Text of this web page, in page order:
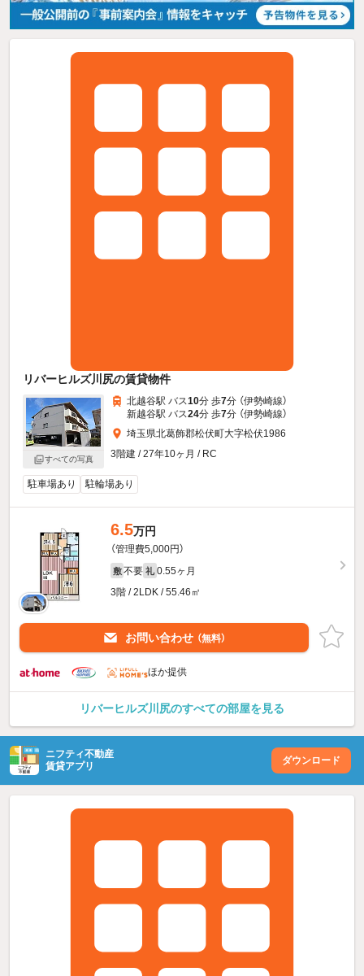
リバーヒルズ川尻の賃貸物件
すべての写真
北越谷駅 バス10分 歩7分 （伊勢崎線）
新越谷駅 バス24分 歩7分 （伊勢崎線）
埼玉県北葛飾郡松伏町大字松伏1986
3階建 / 27年10ヶ月 / RC
駐車場あり 駐輪場あり
6.5万円
（管理費5,000円）
敷 不要 礼 0.55ヶ月
3階 / 2LDK / 55.46㎡
お問い合わせ （無料）
ほか提供
リバーヒルズ川尻のすべての部屋を見る
ニフティ不動産
賃貸アプリ
ダウンロード